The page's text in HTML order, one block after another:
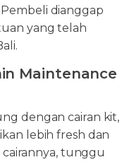
dianggap
yang telah
Maintenance
dengan cairan kit,
lebih fresh dan
cairannya, tunggu